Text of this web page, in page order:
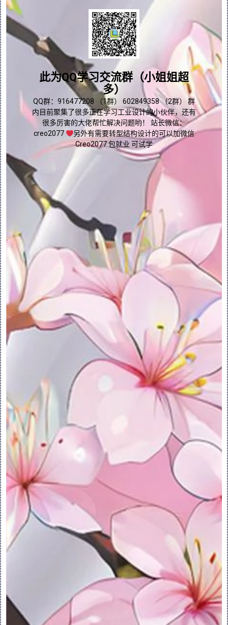
要添加链集，请单击“参考”(References)
选项卡中“集”(Sets) 下的“添加集”(Add
Set)，然后选择边和曲线的链。只有完全定义
先前创建的链集后，才可添加另一个链集。
要删除链集，请执行以下操作之一：
在“参考”(References) 选项卡的“边界
链”(Boundary Chains) 下，右键单击要
删除的集，然后选择“移除”(Remove)。
在图形窗口中，右键单击链集，然后选择相
关命令。
要查看和编辑链集属性，请在“参考”
(References) 选项卡上选择链，然后单击
“细节”(Details) 以打开“链”(Chain)
对话框。
4.要定义将在其上放置指定区域的图元类型，
请单击“放置于”(Place On) 下的以下选项
之一：
“主体”(Body) (默认) - 将指定区域放置
如果
默认主体包含提供特征或几何，则它
将位于“放置于”(Place On) 收集器中。不
能在状态为
无提供特征或
无几何的主
体上创建指定区域。
“面组”(Quilt) - 将指定区域放置在面组
“平面”(Plane) - 将指定区域放置在平面
上。
5.要选择将在其上放置指定区域的图元，请单
击“放置于”(Place On) 收集器，然后选择
一个主体、面组或平面。
6.要反转指定区域方向，请单击 。
7.要更改指定区域的名称，单击“属性”
(Properties) 选项卡并在“名称”(Name)
框中键入名称。
8.单击 “确定”(OK)。
3.示例：通过修剪曲线来创建指定的区域
示例：通过修剪曲线来创建指定的区域：
指定区域创建于主体之上，而目标曲面是梯形
区域。
此为QQ学习交流群（小姐姐超
多）
QQ群：916477208 （1群） 602849358 （2群） 群
内目前聚集了很多正在学习工业设计的小伙伴，还有
很多厉害的大佬帮忙解决问题哟！ 站长微信：
creo2077
另外有需要转型结构设计的可以加微信
Creo2077 包就业 可试学
问题答疑♥资料白嫖
群内有大量学习资料哟~
点我直接加群嘛